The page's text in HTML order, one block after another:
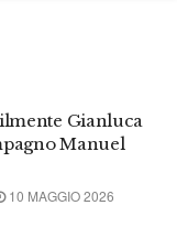
Gianluca
Manuel
10 MAGGIO 2026